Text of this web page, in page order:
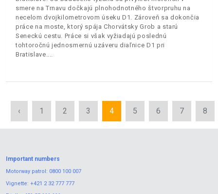
smere na Trnavu dočkajú plnohodnotného štvorpruhu na
necelom dvojkilometrovom úseku D1. Zároveň sa dokončia
práce na moste, ktorý spája Chorvátsky Grob a starú
Seneckú cestu. Práce si však vyžiadajú poslednú
tohtoročnú jednosmernú uzáveru diaľnice D1 pri
Bratislave.
‹ 1 2 3 4 5 6 7 8
Important numbers
Motorway patrol: 0800 100 007
Vignette: +421 2 32 777 777